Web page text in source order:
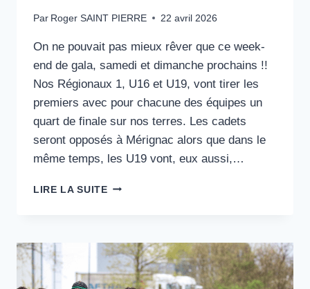
Par Roger SAINT PIERRE 22 avril 2026
On ne pouvait pas mieux rêver que ce week-
end de gala, samedi et dimanche prochains !!
Nos Régionaux 1, U16 et U19, vont tirer les
premiers avec pour chacune des équipes un
quart de finale sur nos terres. Les cadets
seront opposés à Mérignac alors que dans le
même temps, les U19 vont, eux aussi,…
LIRE LA SUITEQUATRE
D’IBUSTY,
SAMEDI
ET